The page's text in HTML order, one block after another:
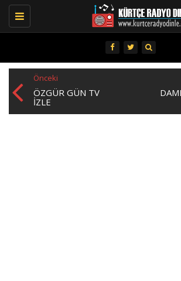
Toggle
navigation
Önceki
ÖZGÜR GÜN TV
IZLE